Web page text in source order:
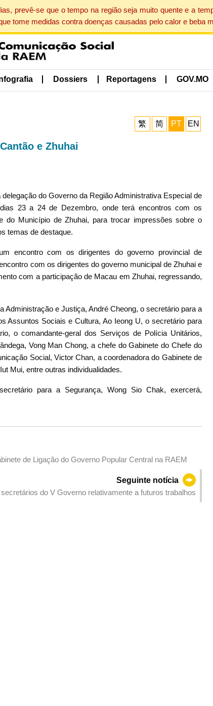
prevê-se que o tempo na região seja muito quente e a
tome medidas contra doenças causadas pelo calor e beba
Dossiers Reportagens GOV.MO
繁 简 PT EN
e Zhuhai
do Governo da Região Administrativa Especial de
23 a 24 de Dezembro, onde terá encontros com os
do Município de Zhuhai, para trocar impressões sobre o
temas de destaque.
encontro com os dirigentes do governo provincial de
com os dirigentes do governo municipal de Zhuhai e
com a participação de Macau em Zhuhai, regressando,
Administração e Justiça, André Cheong, o secretário para a
Assuntos Sociais e Cultura, Ao Ieong U, o secretário para
o comandante-geral dos Serviços de Polícia Unitários,
Vong Man Chong, a chefe do Gabinete do Chefe do
Social, Victor Chan, a coordenadora do Gabinete de
Mui, entre outras individualidades.
para a Segurança, Wong Sio Chak, exercerá,
de Ligação do Governo Popular Central na RAEM
Seguinte notícia
do V Governo relativamente a futuros trabalhos